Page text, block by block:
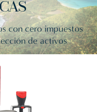
con cero impuestos
de activos